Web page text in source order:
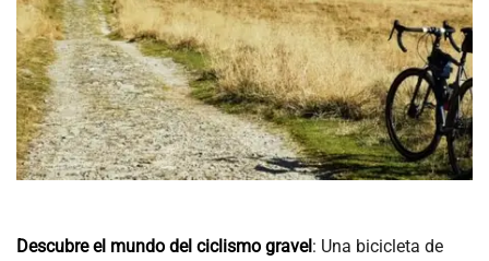
Descubre el mundo del ciclismo gravel: Una bicicleta de